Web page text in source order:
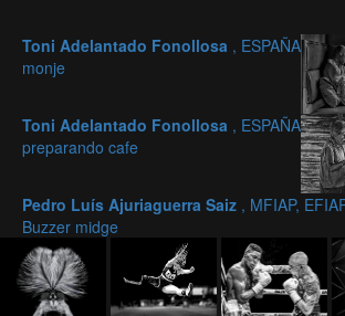
Toni Adelantado Fonollosa , ESPAÑA
monje
Toni Adelantado Fonollosa , ESPAÑA
preparando cafe
Pedro Luís Ajuriaguerra Saiz , MFIAP,
Buzzer midge